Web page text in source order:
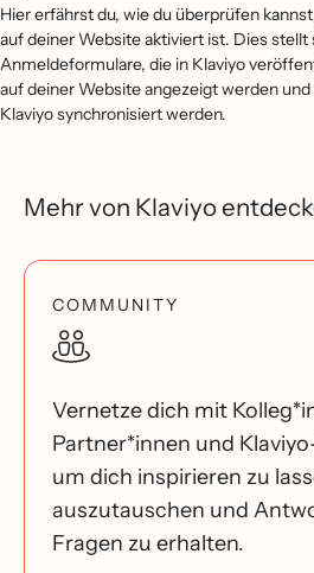
Hier erfährst du, wie du überprüfen
auf deiner Website aktiviert ist. Dies stellt
Anmeldeformulare, die in Klaviyo
auf deiner Website angezeigt werden
Klaviyo synchronisiert werden.
Mehr von Klaviyo
COMMUNITY
Vernetze dich mit
Partner*innen und
um dich inspirieren zu
auszutauschen und
Fragen zu erhalten.